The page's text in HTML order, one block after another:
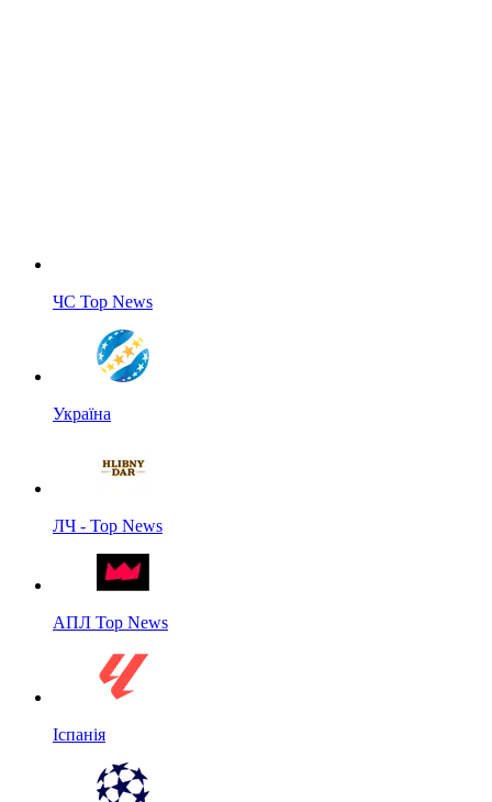
ЧС Top News
Україна
ЛЧ - Top News
АПЛ Top News
Іспанія